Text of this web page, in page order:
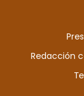
Redacción